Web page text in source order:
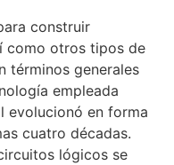
construir
como otros tipos de
términos generales
empleada
evolucionó en forma
cuatro décadas.
lógicos se